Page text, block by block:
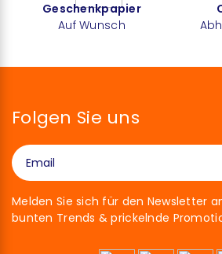
Geschenkpapier
Auf Wunsch
Folgen Sie uns
Melden Sie sich für den Newsletter
bunten Trends & prickelnde